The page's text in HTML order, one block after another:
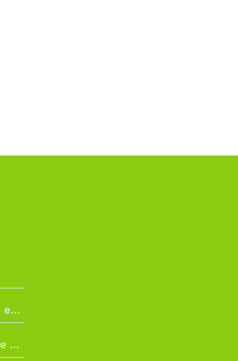
La Liga change de diffuseur : DAZN et Disney+ remplacent beIN Sports !
RC Lens – Villarreal : à quelle heure et sur quelle chaîne voir la finale de la Como Cup ?